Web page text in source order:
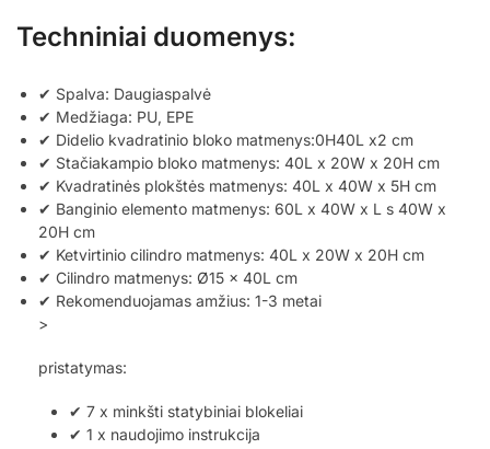
Techniniai duomenys:
✔ Spalva: Daugiaspalvė
✔ Medžiaga: PU, EPE
✔ Didelio kvadratinio bloko matmenys:0H40L x2 cm
✔ Stačiakampio bloko matmenys: 40L x 20W x 20H cm
✔ Kvadratinės plokštės matmenys: 40L x 40W x 5H cm
✔ Banginio elemento matmenys: 60L x 40W x L s 40W x
20H cm
✔ Ketvirtinio cilindro matmenys: 40L x 20W x 20H cm
✔ Cilindro matmenys: Ø15 x 40L cm
✔ Rekomenduojamas amžius: 1-3 metai
>
pristatymas:
✔ 7 x minkšti statybiniai blokeliai
✔ 1 x naudojimo instrukcija